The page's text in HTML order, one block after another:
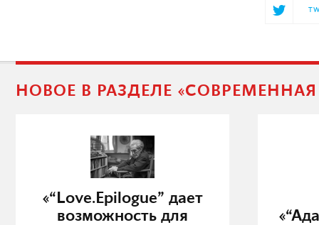
НОВОЕ В РАЗДЕЛЕ
«“Love.Epilogue” дает
возможность для